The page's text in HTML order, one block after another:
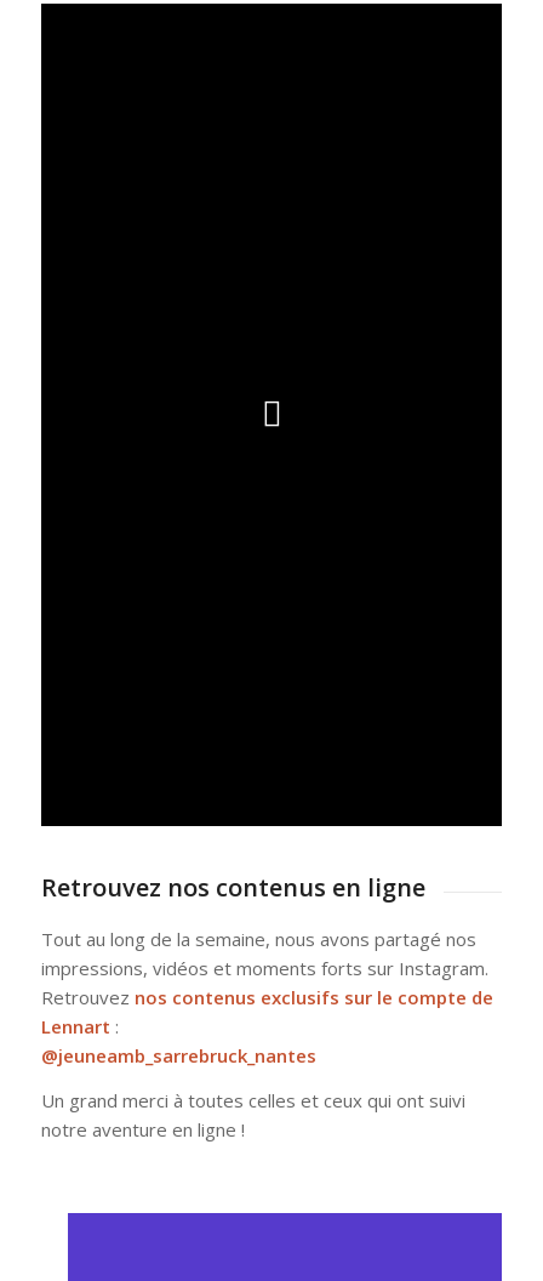
Retrouvez nos contenus en ligne
Tout au long de la semaine, nous avons partagé nos
impressions, vidéos et moments forts sur Instagram.
Retrouvez nos contenus exclusifs sur le compte de
Lennart :
@jeuneamb_sarrebruck_nantes
Un grand merci à toutes celles et ceux qui ont suivi
notre aventure en ligne !